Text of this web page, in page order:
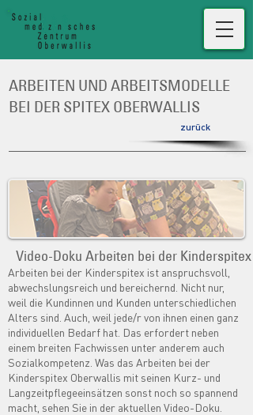
ARBEITEN UND ARBEITSMODELLE
BEI DER SPITEX OBERWALLIS
zurück
Video-Doku Arbeiten bei der Kinderspitex
Arbeiten bei der Kinderspitex ist anspruchsvoll,
abwechslungsreich und bereichernd. Nicht nur,
weil die Kundinnen und Kunden unterschiedlichen
Alters sind. Auch, weil jede/r von ihnen einen ganz
individuellen Bedarf hat. Das erfordert neben
einem breiten Fachwissen unter anderem auch
Sozialkompetenz. Was das Arbeiten bei der
Kinderspitex Oberwallis mit seinen Kurz- und
Langzeitpflegeeinsätzen sonst noch so spannend
macht, sehen Sie in der aktuellen Video-Doku.